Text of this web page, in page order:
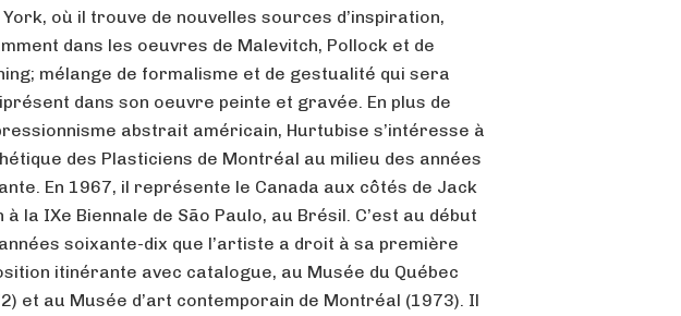
York, où il trouve de nouvelles sources d’inspiration,
dans les oeuvres de Malevitch, Pollock et de
mélange de formalisme et de gestualité qui sera
dans son oeuvre peinte et gravée. En plus de
abstrait américain, Hurtubise s’intéresse à
des Plasticiens de Montréal au milieu des années
En 1967, il représente le Canada aux côtés de Jack
à la IXe Biennale de São Paulo, au Brésil. C’est au début
soixante-dix que l’artiste a droit à sa première
itinérante avec catalogue, au Musée du Québec
et au Musée d’art contemporain de Montréal (1973). Il